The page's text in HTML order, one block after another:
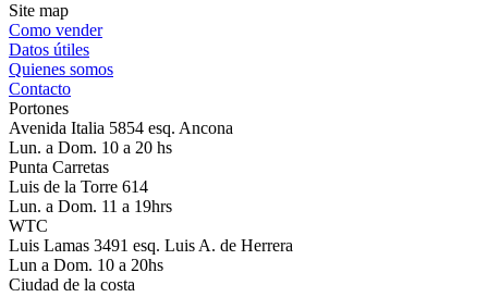
Site map
Como vender
Datos útiles
Quienes somos
Contacto
Portones
Avenida Italia 5854 esq. Ancona
Lun. a Dom. 10 a 20 hs
Punta Carretas
Luis de la Torre 614
Lun. a Dom. 11 a 19hrs
WTC
Luis Lamas 3491 esq. Luis A. de Herrera
Lun a Dom. 10 a 20hs
Ciudad de la costa